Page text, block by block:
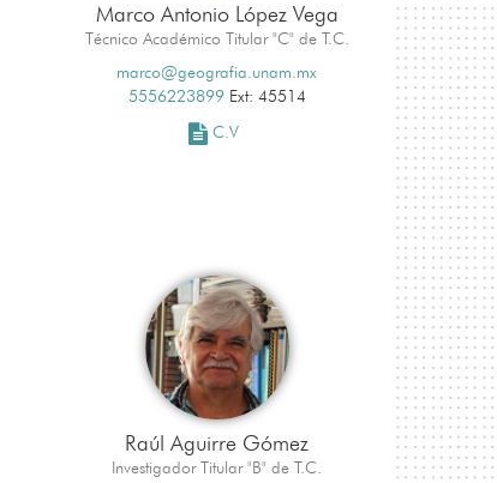
Marco Antonio López Vega
Técnico Académico Titular "C" de T.C.
marco@geografia.unam.mx
5556223899Ext: 45514
C.V
Raúl Aguirre Gómez
Investigador Titular "B" de T.C.